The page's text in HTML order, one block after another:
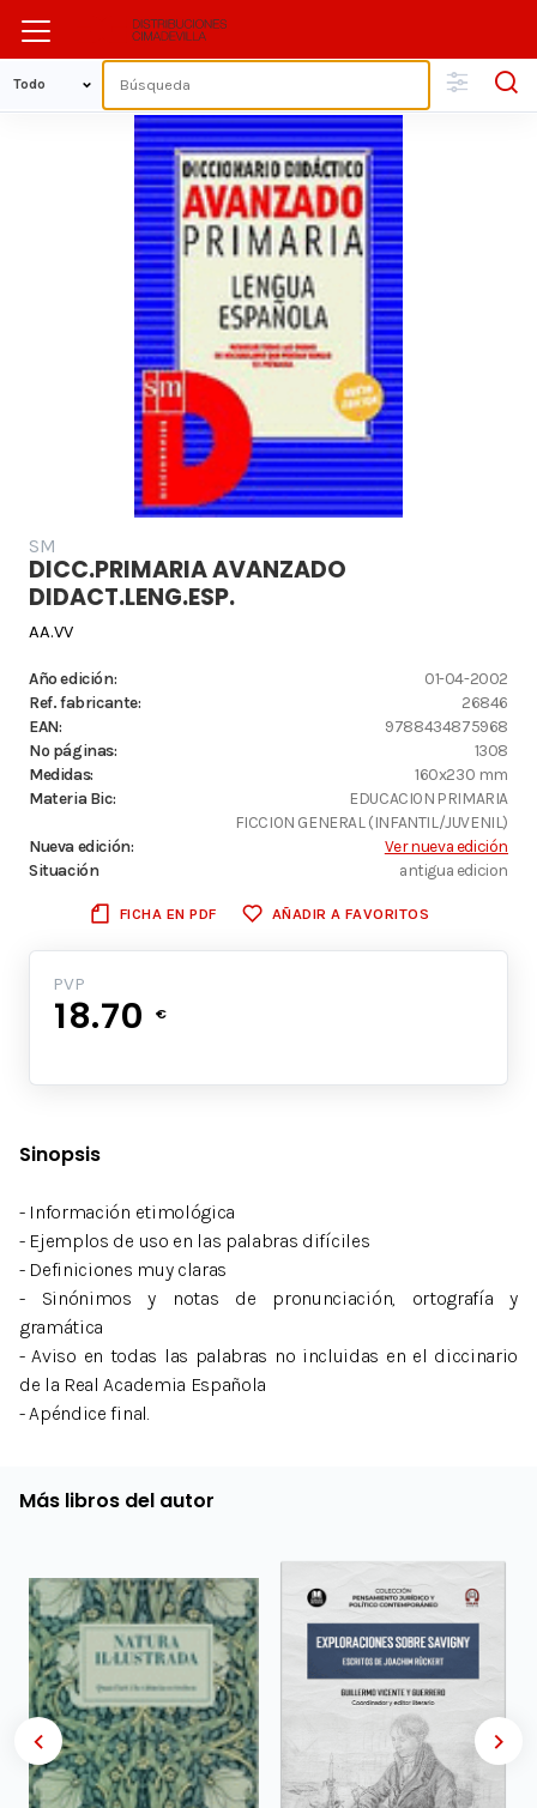
SM
DICC.PRIMARIA AVANZADO
DIDACT.LENG.ESP.
AA.VV
Año edición:
01-04-2002
Ref. fabricante:
26846
EAN:
9788434875968
Nº páginas:
1308
Medidas:
160x230 mm
Materia Bic:
EDUCACION PRIMARIA
FICCION GENERAL (INFANTIL/JUVENIL)
Nueva edición:
Ver nueva edición
Situación
antigua edicion
FICHA EN PDF AÑADIR A FAVORITOS
PVP
18.70 €
Sinopsis
- Información etimológica
- Ejemplos de uso en las palabras difíciles
- Definiciones muy claras
- Sinónimos y notas de pronunciación, ortografía y
gramática
- Aviso en todas las palabras no incluidas en el diccinario
de la Real Academia Española
- Apéndice final.
Más libros del autor